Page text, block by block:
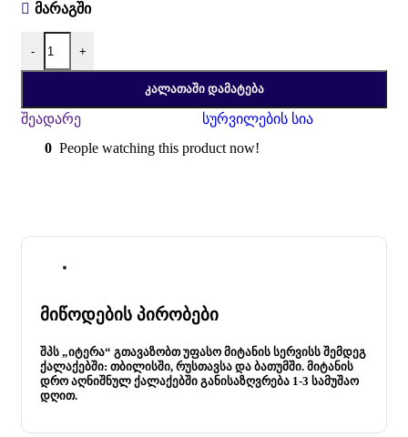
მარაგში
- +
ᲙᲐᲚᲐᲗᲐᲨᲘ ᲓᲐᲛᲐᲢᲔᲑᲐ
შეადარე
სურვილების სია
0 People watching this product now!
მიწოდების პირობები
შპს „იტერა“ გთავაზობთ უფასო მიტანის სერვისს შემდეგ
ქალაქებში: თბილისში, რუსთავსა და ბათუმში. მიტანის
დრო აღნიშნულ ქალაქებში განისაზღვრება 1-3 სამუშაო
დღით.